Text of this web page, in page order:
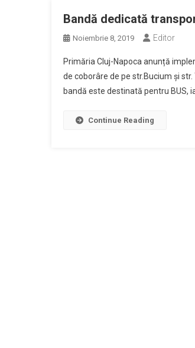
Bandă dedicată
Noiembrie 8, 2019 Editor
Primăria Cluj-Napoca anunță
de coborâre de pe str.Bucium și
bandă este destinată pentru BUS,
Continue Reading